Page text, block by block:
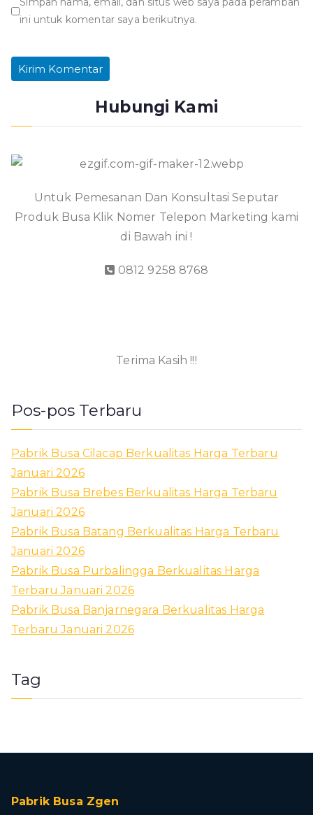
ini untuk komentar saya berikutnya.
Hubungi Kami
Untuk Pemesanan Dan Konsultasi Seputar
Produk Busa Klik Nomer Telepon Marketing kami
di Bawah ini !
0812 9258 8768
Terima Kasih !!!
Pos-pos Terbaru
Pabrik Busa Cilacap Berkualitas Harga Terbaru
Januari 2026
Pabrik Busa Brebes Berkualitas Harga Terbaru
Januari 2026
Pabrik Busa Batang Berkualitas Harga Terbaru
Januari 2026
Pabrik Busa Purbalingga Berkualitas Harga
Terbaru Januari 2026
Pabrik Busa Banjarnegara Berkualitas Harga
Terbaru Januari 2026
Tag
Pabrik Busa Zgen